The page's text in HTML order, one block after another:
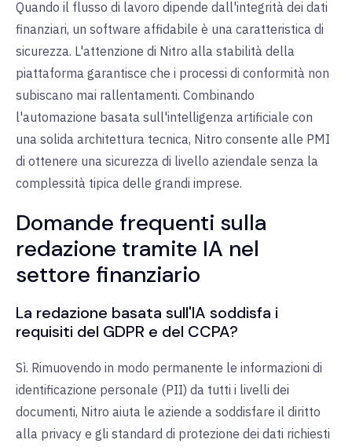
Quando il flusso di lavoro dipende dall'integrità dei dati
finanziari, un software affidabile è una caratteristica di
sicurezza. L'attenzione di Nitro alla stabilità della
piattaforma garantisce che i processi di conformità non
subiscano mai rallentamenti. Combinando
l'automazione basata sull'intelligenza artificiale con
una solida architettura tecnica, Nitro consente alle PMI
di ottenere una sicurezza di livello aziendale senza la
complessità tipica delle grandi imprese.
Domande frequenti sulla
redazione tramite IA nel
settore finanziario
La redazione basata sull'IA soddisfa i
requisiti del GDPR e del CCPA?
Sì. Rimuovendo in modo permanente le informazioni di
identificazione personale (PII) da tutti i livelli dei
documenti, Nitro aiuta le aziende a soddisfare il diritto
alla privacy e gli standard di protezione dei dati richiesti